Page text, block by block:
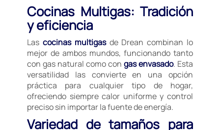
Cocinas Multigas: Tradición
y eficiencia
Las cocinas multigas de Drean combinan lo
mejor de ambos mundos, funcionando tanto
con gas natural como con gas envasado. Esta
versatilidad las convierte en una opción
práctica para cualquier tipo de hogar,
ofreciendo siempre calor uniforme y control
preciso sin importar la fuente de energía.
Variedad de tamaños para